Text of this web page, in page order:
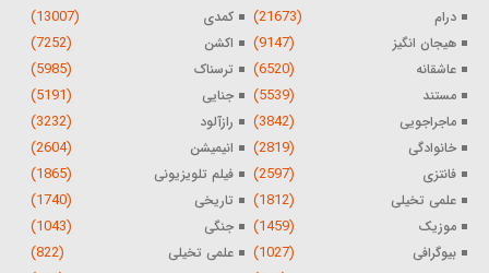
درام (21673) کمدی (13007)
هیجان انگیز (9147) اکشن (7252)
عاشقانه (6520) ترسناک (5985)
مستند (5539) جنایی (5191)
ماجراجویی (3842) رازآلود (3232)
خانوادگی (2819) انیمیشن (2604)
فانتزی (2597) فیلم تلویزیونی (1865)
علمی تخیلی (1812) تاریخی (1740)
موزیک (1459) جنگی (1043)
بیوگرافی (1027) علمی تخیلی (822)